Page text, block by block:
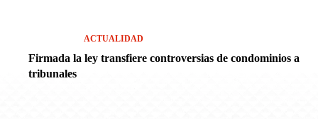
ACTUALIDAD
Firmada la ley transfiere controversias de condominios a
tribunales